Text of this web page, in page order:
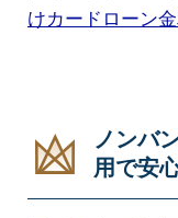
けカードローン
ノンバ
用で安